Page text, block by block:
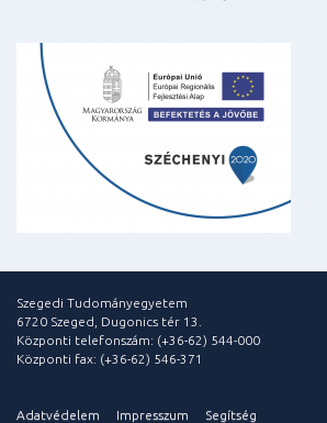
Szegedi Tudományegyetem
6720 Szeged, Dugonics tér 13.
Központi telefonszám: (+36-62) 544-000
Központi fax: (+36-62) 546-371
Adatvédelem Impresszum Segítség